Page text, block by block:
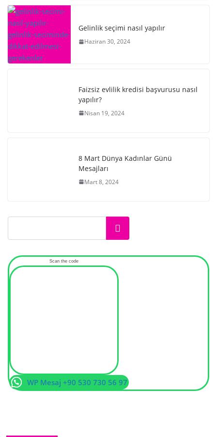
Gelinlik seçimi nasıl yapılır
Haziran 30, 2024
Faizsiz evlilik kredisi başvurusu nasıl
yapılır?
Nisan 19, 2024
8 Mart Dünya Kadınlar Günü
Mesajları
Mart 8, 2024
Ara
Scan the code
WP Mesaj +90 530 730 56 97